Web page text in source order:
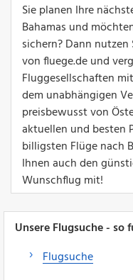
Sie planen Ihre
Bahamas und
sichern? Dann
von fluege.de und
Fluggesellschaften
dem unabhängigen
preisbewusst von
aktuellen und besten
billigsten Flüge nach
Ihnen auch den
Wunschflug mit!
Unsere Flugsuche - so
Flugsuche